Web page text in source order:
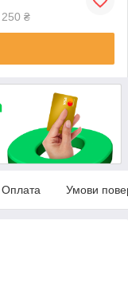
₴
Оплата Умови